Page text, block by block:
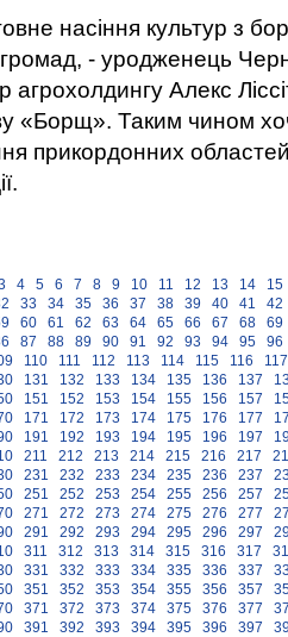
насіння культур з
- уродженець
агрохолдингу Алекс
«Борщ». Таким чином
прикордонних
4 5 6 7 8 9 10 11 12 13 14
15
33 34 35 36 37 38 39 40 41
42
60 61 62 63 64 65 66 67 68
69
87 88 89 90 91 92 93 94 95
96
110 111 112 113 114 115 116
117
131 132 133 134 135 136 137
151 152 153 154 155 156 157
171 172 173 174 175 176 177
191 192 193 194 195 196 197
211 212 213 214 215 216 217
231 232 233 234 235 236 237
251 252 253 254 255 256 257
271 272 273 274 275 276 277
291 292 293 294 295 296 297
311 312 313 314 315 316 317
331 332 333 334 335 336 337
351 352 353 354 355 356 357
371 372 373 374 375 376 377
391 392 393 394 395 396 397